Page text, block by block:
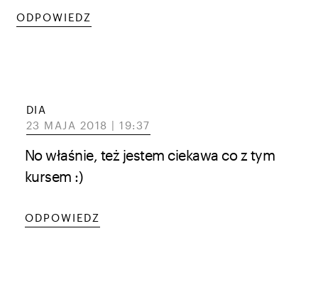
ODPOWIEDZ
DIA
23 MAJA 2018 | 19:37
No właśnie, też jestem ciekawa co z tym
kursem :)
ODPOWIEDZ